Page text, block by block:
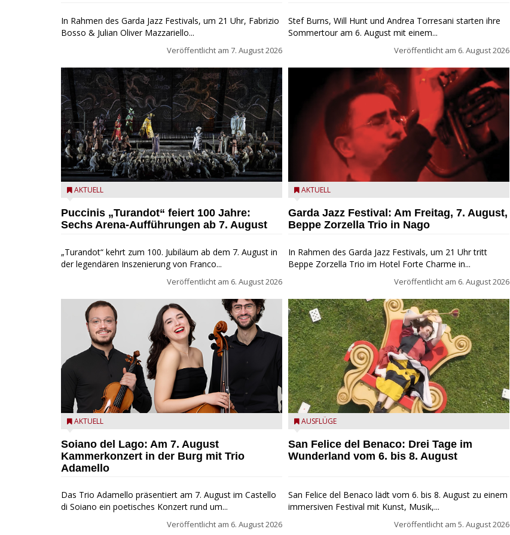
In Rahmen des Garda Jazz Festivals, um 21 Uhr, Fabrizio
Bosso & Julian Oliver Mazzariello...
Veröffentlicht am 7. August 2026
Turandot in der Arena von Verona - Ennevi für
AKTUELL
Puccinis „Turandot“ feiert 100 Jahre:
Sechs Arena-Aufführungen ab 7. August
„Turandot“ kehrt zum 100. Jubiläum ab dem 7. August in
der legendären Inszenierung von Franco...
Veröffentlicht am 6. August 2026
Trio Adamello
AKTUELL
Soiano del Lago: Am 7. August
Kammerkonzert in der Burg mit Trio
Adamello
Das Trio Adamello präsentiert am 7. August im Castello
di Soiano ein poetisches Konzert rund um...
Veröffentlicht am 6. August 2026
Stef Burns, Will Hunt und Andrea Torresani starten ihre
Sommertour am 6. August mit einem...
Veröffentlicht am 6. August 2026
Beppe Zorzella Trio zu Gast beim Garda Jazz Festival
AKTUELL
Garda Jazz Festival: Am Freitag, 7. August,
Beppe Zorzella Trio in Nago
In Rahmen des Garda Jazz Festivals, um 21 Uhr tritt
Beppe Zorzella Trio im Hotel Forte Charme in...
Veröffentlicht am 6. August 2026
San Felice del Benaco: Drei Tage im Wunderland
AUSFLÜGE
San Felice del Benaco: Drei Tage im
Wunderland vom 6. bis 8. August
San Felice del Benaco lädt vom 6. bis 8. August zu einem
immersiven Festival mit Kunst, Musik,...
Veröffentlicht am 5. August 2026